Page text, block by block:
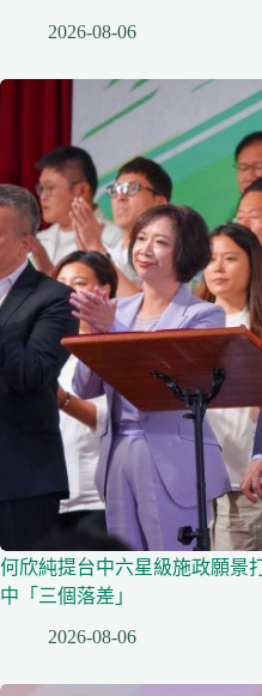
2026-08-06
何欣純提台中六星級施政願景
中「三個落差」
2026-08-06